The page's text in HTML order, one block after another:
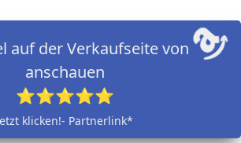
auf der Verkaufseite von
anschauen
⭐⭐⭐⭐⭐
klicken!- Partnerlink*